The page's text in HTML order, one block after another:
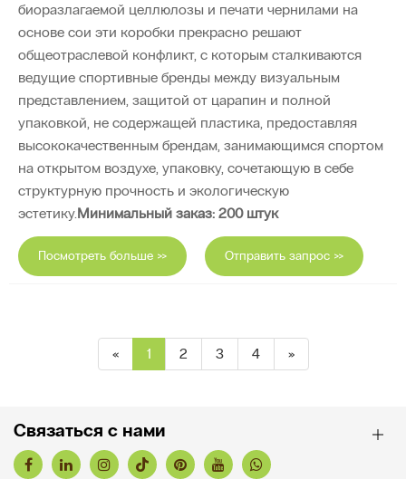
биоразлагаемой целлюлозы и печати чернилами на
основе сои эти коробки прекрасно решают
общеотраслевой конфликт, с которым сталкиваются
ведущие спортивные бренды между визуальным
представлением, защитой от царапин и полной
упаковкой, не содержащей пластика, предоставляя
высококачественным брендам, занимающимся спортом
на открытом воздухе, упаковку, сочетающую в себе
структурную прочность и экологическую
эстетику.Минимальный заказ: 200 штук
Посмотреть больше >> Отправить запрос >>
« 1 2 3 4 »
Связаться с нами